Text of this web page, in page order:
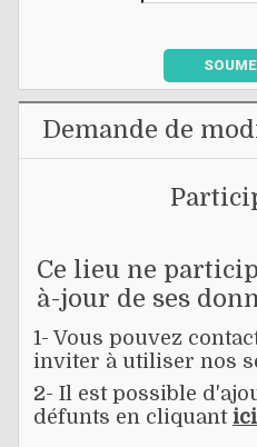
Demande de
Ce lieu ne
à-jour de ses
1- Vous pouvez
inviter à utiliser nos
2- Il est possible
défunts en cliquant ici